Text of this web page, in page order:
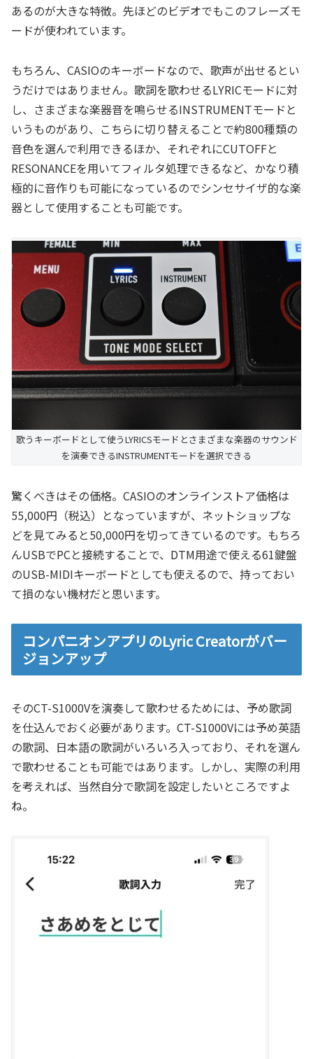
あるのが大きな特徴。先ほどのビデオでもこのフレーズモ
ードが使われています。
もちろん、CASIOのキーボードなので、歌声が出せるとい
うだけではありません。歌詞を歌わせるLYRICモードに対
し、さまざまな楽器音を鳴らせるINSTRUMENTモードと
いうものがあり、こちらに切り替えることで約800種類の
音色を選んで利用できるほか、それぞれにCUTOFFと
RESONANCEを用いてフィルタ処理できるなど、かなり積
極的に音作りも可能になっているのでシンセサイザ的な楽
器として使用することも可能です。
歌うキーボードとして使うLYRICSモードとさまざまな楽器のサウンド
を演奏できるINSTRUMENTモードを選択できる
驚くべきはその価格。CASIOのオンラインストア価格は
55,000円（税込）となっていますが、ネットショップな
どを見てみると50,000円を切ってきているのです。もちろ
んUSBでPCと接続することで、DTM用途で使える61鍵盤
のUSB-MIDIキーボードとしても使えるので、持っておい
て損のない機材だと思います。
コンパニオンアプリのLyric Creatorがバー
ジョンアップ
そのCT-S1000Vを演奏して歌わせるためには、予め歌詞
を仕込んでおく必要があります。CT-S1000Vには予め英語
の歌詞、日本語の歌詞がいろいろ入っており、それを選ん
で歌わせることも可能ではあります。しかし、実際の利用
を考えれば、当然自分で歌詞を設定したいところですよ
ね。